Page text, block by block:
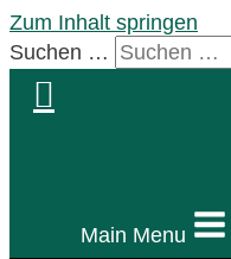
Zum Inhalt springen
Suchen …
Main Menu